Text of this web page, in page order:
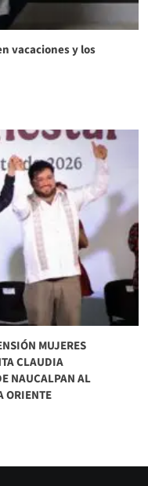
vacaciones y los
MUJERES
CLAUDIA
NAUCALPAN AL
ORIENTE